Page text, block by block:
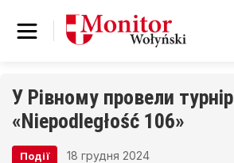
У Рівному провели турнір
«Niepodległość 106»
Події 18 грудня 2024